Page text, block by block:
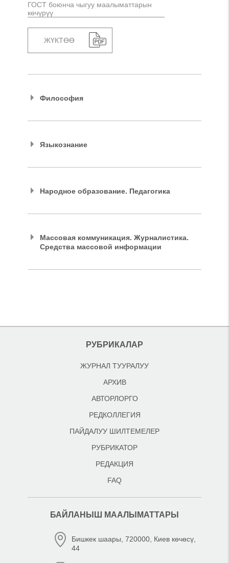
ГОСТ боюнча чыгуу маалыматтарын
көчүрүү
ЖҮКТӨӨ
Философия
Языкознание
Народное образование. Педагогика
Массовая коммуникация. Журналистика.
Средства массовой информации
РУБРИКАЛАР
ЖУРНАЛ ТУУРАЛУУ
АРХИВ
АВТОРЛОРГО
РЕДКОЛЛЕГИЯ
ПАЙДАЛУУ ШИЛТЕМЕЛЕР
РУБРИКАТОР
РЕДАКЦИЯ
FAQ
БАЙЛАНЫШ МААЛЫМАТТАРЫ
Бишкек шаары, 720000, Киев көчөсү,
44